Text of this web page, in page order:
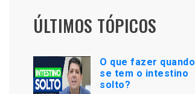
ÚLTIMOS TÓPICOS
O que fazer quando
se tem o intestino
solto?